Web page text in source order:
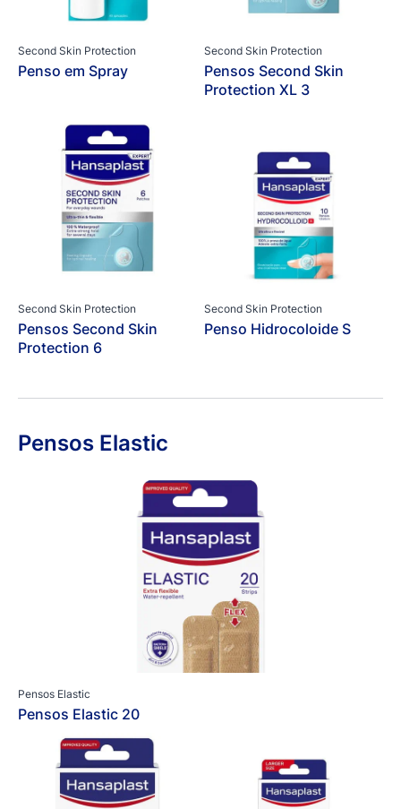
Second Skin Protection
Penso em Spray
Second Skin Protection
Pensos Second Skin
Protection XL 3
Second Skin Protection
Pensos Second Skin
Protection 6
Second Skin Protection
Penso Hidrocoloide S
Pensos Elastic
Pensos Elastic
Pensos Elastic 20